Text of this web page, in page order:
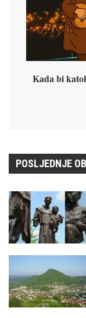
Kada bi
POSLJEDNJE